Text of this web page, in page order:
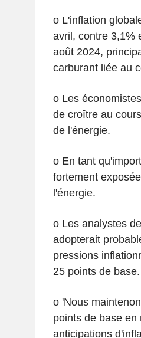
o L'inflation
avril, contre 3,1%
août 2024,
carburant liée au
o Les
de croître au
de l'énergie.
o En tant
fortement
l'énergie.
o Les analystes
adopterait
pressions
25 points de base.
o 'Nous
points de base en
anticipations